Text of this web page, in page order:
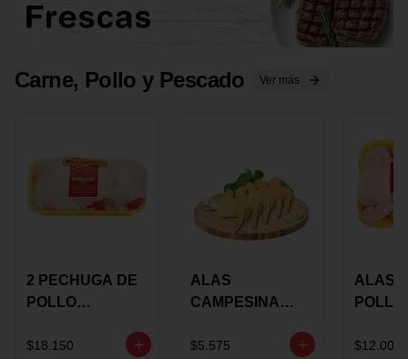
Carne, Pollo y Pescado Ver más
2 PECHUGA DE
POLLO
MARINADA X
$18.150
ALAS
CAMPESINA
COSTILLAR A
$5.575
ALAS
POLLO
$12.000